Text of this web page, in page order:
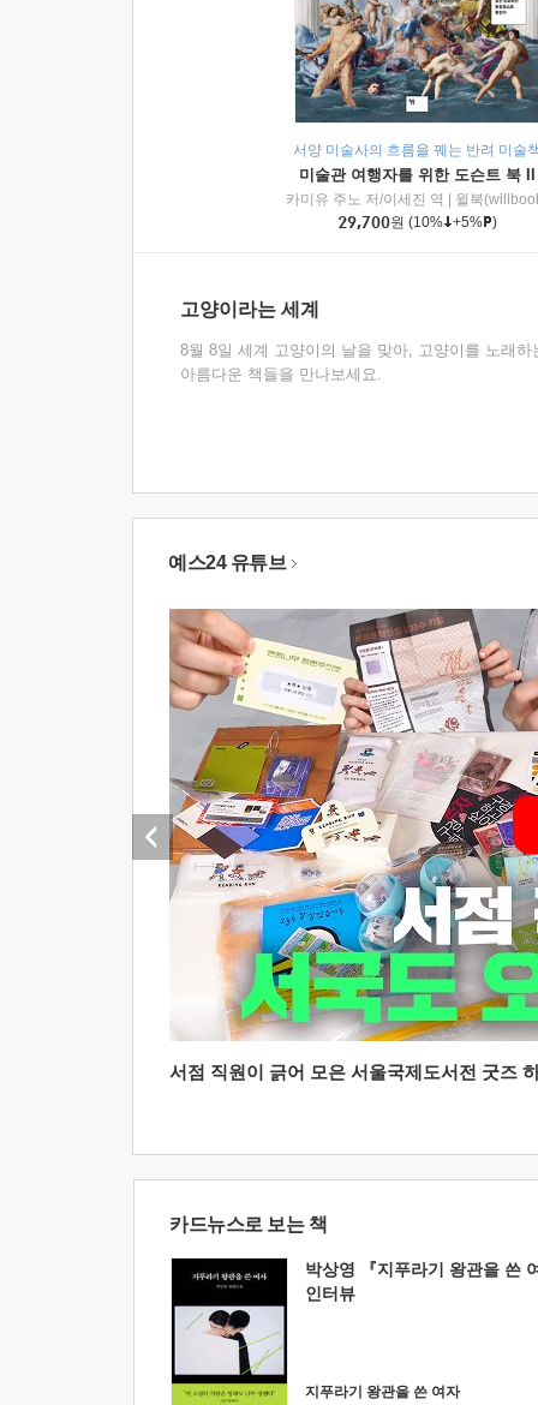
서양 미술사의 흐름을 꿰는 반려 미술
미술관 여행자를 위한 도슨트 북 II
카미유 주노 저/이세진 역
윌북
29,700원 (10% +5% )
고양이라는 세계
8월 8일 세계 고양이의 날을 맞아, 고양이를 노래하
아름다운 책들을 만나보세요.
예스24 유튜브
서점 직원이 긁어 모은 서울국제도서전 굿즈
카드뉴스로 보는 책
박상영 『지푸라기 왕관을 쓴
인터뷰
지푸라기 왕관을 쓴 여자